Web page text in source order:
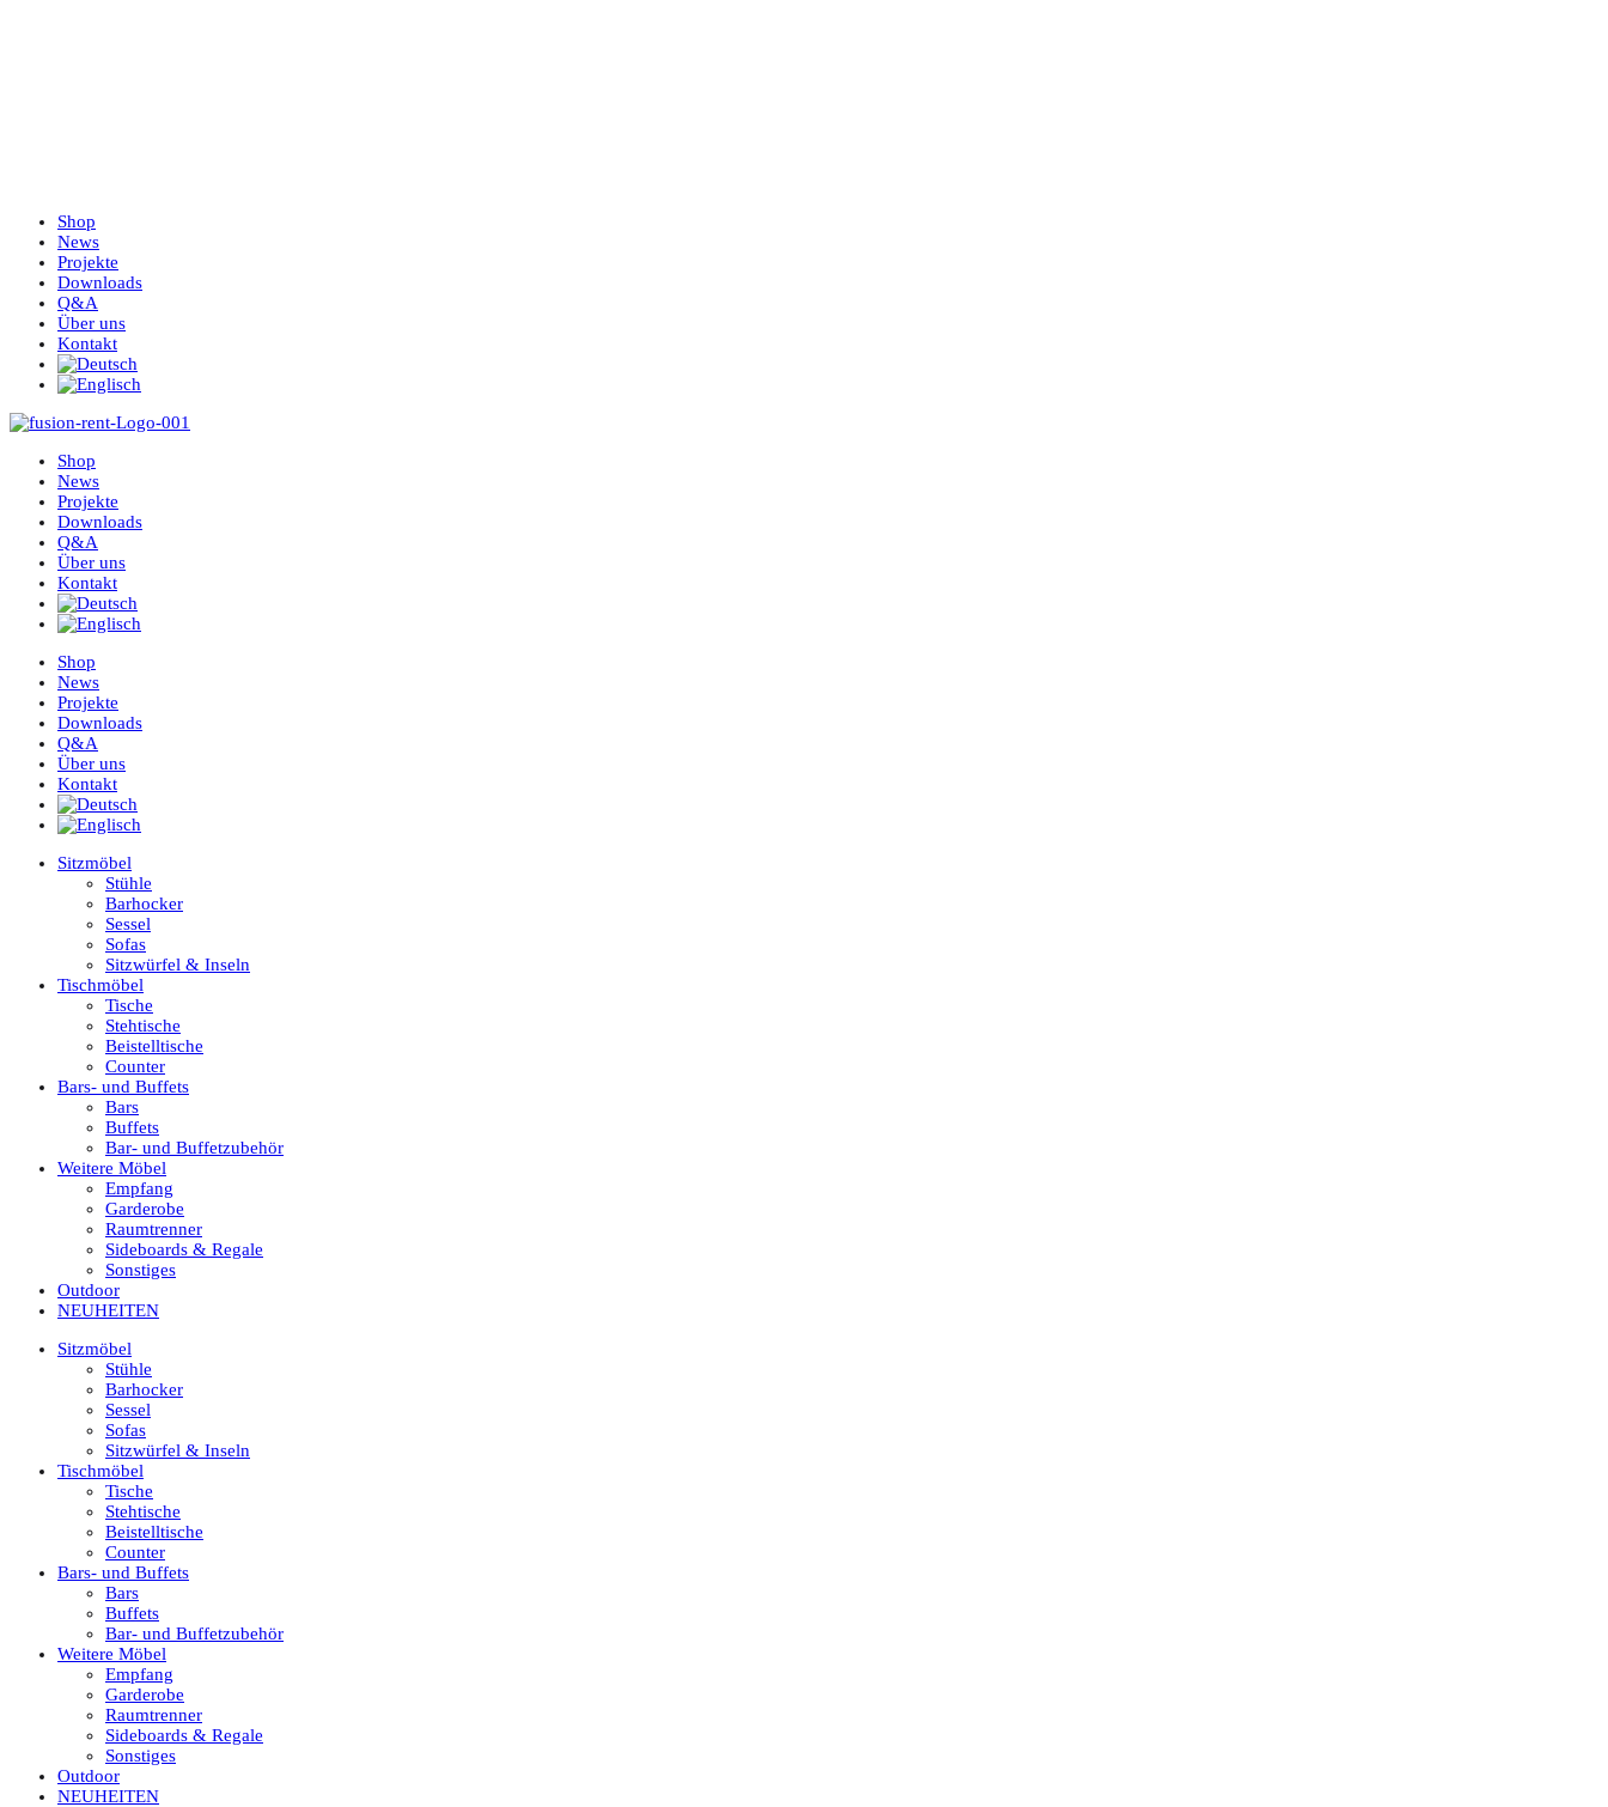
Shop
News
Projekte
Downloads
Q&A
Über uns
Kontakt
Shop
News
Projekte
Downloads
Q&A
Über uns
Kontakt
Shop
News
Projekte
Downloads
Q&A
Über uns
Kontakt
Sitzmöbel
Stühle
Barhocker
Sessel
Sofas
Sitzwürfel & Inseln
Tischmöbel
Tische
Stehtische
Beistelltische
Counter
Bars- und Buffets
Bars
Buffets
Bar- und Buffetzubehör
Weitere Möbel
Empfang
Garderobe
Raumtrenner
Sideboards & Regale
Sonstiges
Outdoor
NEUHEITEN
Sitzmöbel
Stühle
Barhocker
Sessel
Sofas
Sitzwürfel & Inseln
Tischmöbel
Tische
Stehtische
Beistelltische
Counter
Bars- und Buffets
Bars
Buffets
Bar- und Buffetzubehör
Weitere Möbel
Empfang
Garderobe
Raumtrenner
Sideboards & Regale
Sonstiges
Outdoor
NEUHEITEN